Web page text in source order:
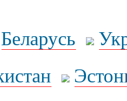
Беларусь